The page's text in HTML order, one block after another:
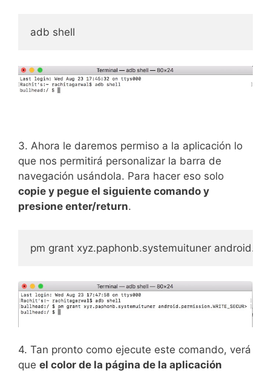
adb shell
3. Ahora le daremos permiso a la aplicación lo
que nos permitirá personalizar la barra de
navegación usándola. Para hacer eso solo
copie y pegue el siguiente comando y
presione enter/return.
pm grant xyz.paphonb.systemuituner
4. Tan pronto como ejecute este comando, verá
que el color de la página de la aplicación